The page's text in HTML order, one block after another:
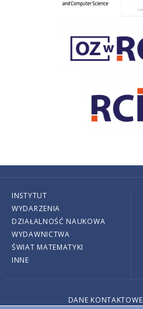
INSTYTUT
WYDARZENIA
DZIAŁALNOŚĆ NAUKOWA
WYDAWNICTWA
ŚWIAT MATEMATYKI
INNE
DANE KONTAKTOWE